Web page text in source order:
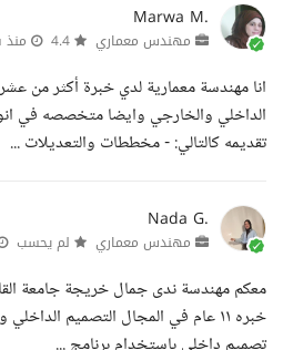
Marwa M.
مهندس معماري
انا مهندسة معمارية لدي خبرة أكثر من
الداخلي والخارجي وايضا متخصصه في
تقديمه كالتالي: - مخططات والتعديلات ...
Nada G.
مهندس معماري لم يحسب
معكم مهندسة ندى جمال خريجة جامعة
خبره ١١ عام في المجال التصميم